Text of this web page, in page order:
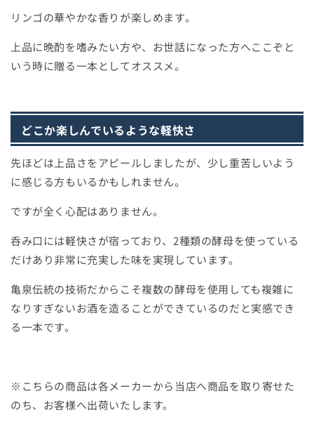
リンゴの華やかな香りが楽しめます。
上品に晩酌を嗜みたい方や、お世話になった方へここぞと
いう時に贈る一本としてオススメ。
どこか楽しんでいるような軽快さ
先ほどは上品さをアピールしましたが、少し重苦しいよう
に感じる方もいるかもしれません。
ですが全く心配はありません。
呑み口には軽快さが宿っており、2種類の酵母を使っている
だけあり非常に充実した味を実現しています。
亀泉伝統の技術だからこそ複数の酵母を使用しても複雑に
なりすぎないお酒を造ることができているのだと実感でき
る一本です。
※こちらの商品は各メーカーから当店へ商品を取り寄せた
のち、お客様へ出荷いたします。